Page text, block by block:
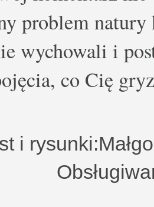
problem
wychowali i
co Cię
i